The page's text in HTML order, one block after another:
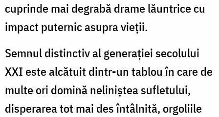
cuprinde mai degrabă drame lăuntrice cu
impact puternic asupra vieții.
Semnul distinctiv al generației secolului
XXI este alcătuit dintr-un tablou în care de
multe ori domină neliniștea sufletului,
disperarea tot mai des întâlnită, orgoliile